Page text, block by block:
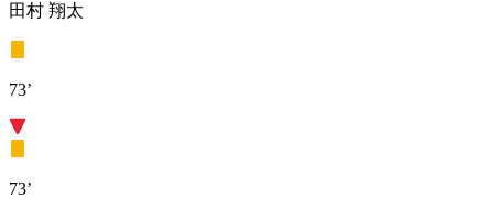
田村 翔太
73’
73’